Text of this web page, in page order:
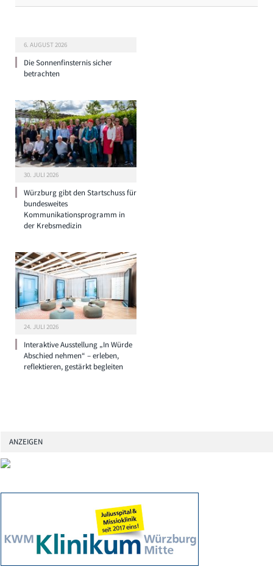
6. AUGUST 2026
Die Sonnenfinsternis sicher
betrachten
30. JULI 2026
Würzburg gibt den Startschuss für
bundesweites
Kommunikationsprogramm in
der Krebsmedizin
24. JULI 2026
Interaktive Ausstellung „In Würde
Abschied nehmen“ – erleben,
reflektieren, gestärkt begleiten
ANZEIGEN